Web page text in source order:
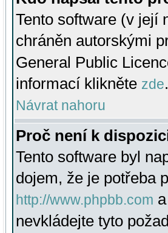
Tento software (v její
chráněn autorskými
General Public
informací klikněte zde.
Návrat nahoru
Proč není k
Tento software byl
dojem, že je potřeba
http://www.phpbb.com
nevkládejte tyto